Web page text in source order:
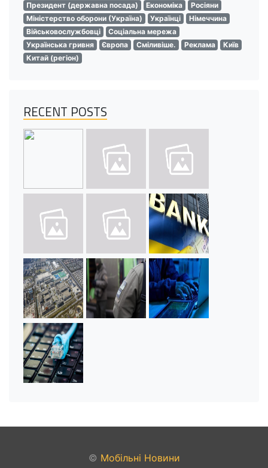
Президент (державна посада)
Економіка
Росіяни
Міністерство оборони (Україна)
Українці
Німеччина
Військовослужбовці
Соціальна мережа
Українська гривня
Європа Сміливіше. Реклама
Київ
Китай (регіон)
RECENT POSTS
© Мобільні Новини